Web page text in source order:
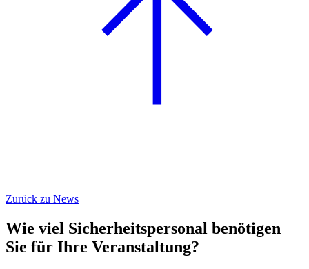
Zurück zu News
Wie viel Sicherheitspersonal benötigen
Sie für Ihre Veranstaltung?